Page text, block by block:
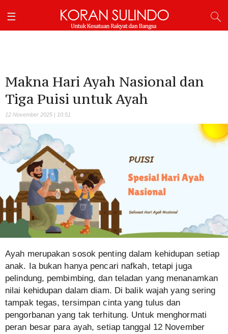
Makna Hari Ayah Nasional dan
Tiga Puisi untuk Ayah
12 November 2025 | 10:51
Ayah merupakan sosok penting dalam kehidupan setiap
anak. Ia bukan hanya pencari nafkah, tetapi juga
pelindung, pembimbing, dan teladan yang menanamkan
nilai kehidupan dalam diam. Di balik wajah yang sering
tampak tegas, tersimpan cinta yang tulus dan
pengorbanan yang tak terhitung. Untuk menghormati
peran besar para ayah, setiap tanggal 12 November